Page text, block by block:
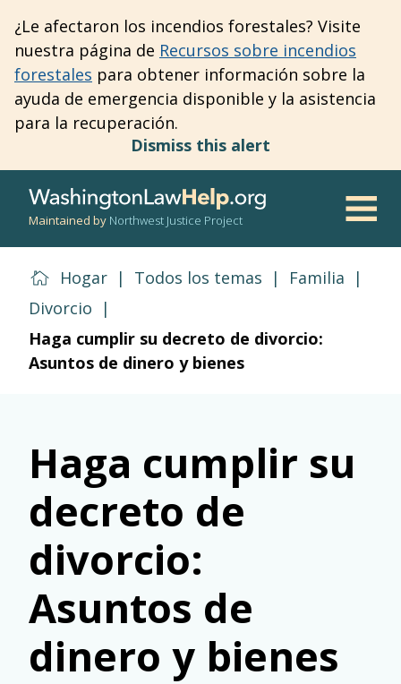
to
main
content
¿Le afectaron los incendios forestales? Visite
nuestra página de Recursos sobre incendios
forestales para obtener información sobre la
ayuda de emergencia disponible y la asistencia
para la recuperación.
Dismiss this alert
Maintained by Northwest Justice Project
Hogar | Todos los temas | Familia
|
Divorcio
|
Haga cumplir su decreto de divorcio:
Asuntos de dinero y bienes
Haga cumplir su
decreto de
divorcio:
Asuntos de
dinero y bienes